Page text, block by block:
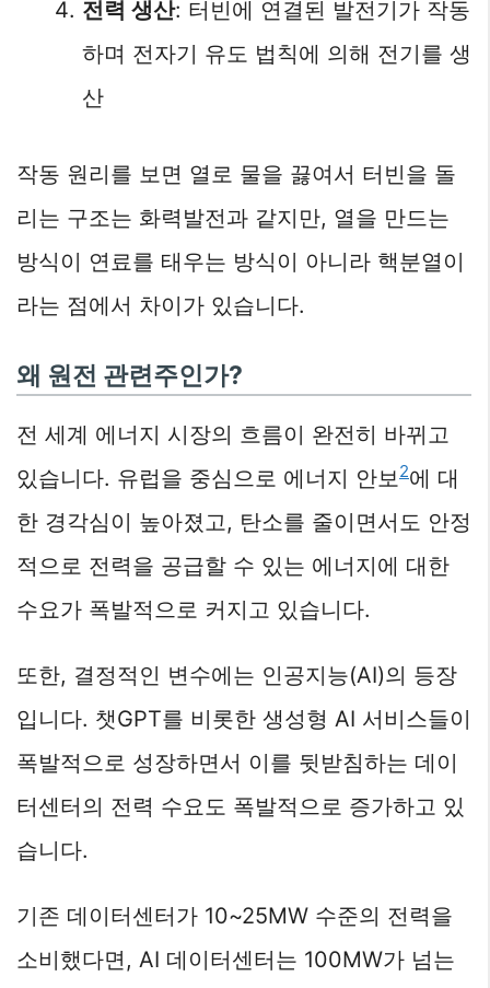
전력 생산: 터빈에 연결된 발전기가 작동
하며 전자기 유도 법칙에 의해 전기를 생
산
작동 원리를 보면 열로 물을 끓여서 터빈을 돌
리는 구조는 화력발전과 같지만, 열을 만드는
방식이 연료를 태우는 방식이 아니라 핵분열이
라는 점에서 차이가 있습니다.
왜 원전 관련주인가?
전 세계 에너지 시장의 흐름이 완전히 바뀌고
있습니다. 유럽을 중심으로 에너지 안보2에 대
한 경각심이 높아졌고, 탄소를 줄이면서도 안정
적으로 전력을 공급할 수 있는 에너지에 대한
수요가 폭발적으로 커지고 있습니다.
또한, 결정적인 변수에는 인공지능(AI)의 등장
입니다. 챗GPT를 비롯한 생성형 AI 서비스들이
폭발적으로 성장하면서 이를 뒷받침하는 데이
터센터의 전력 수요도 폭발적으로 증가하고 있
습니다.
기존 데이터센터가 10~25MW 수준의 전력을
소비했다면, AI 데이터센터는 100MW가 넘는